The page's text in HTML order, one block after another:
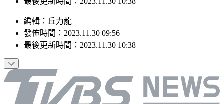
發佈時間：2023.11.30 09:56
最後更新時間：2023.11.30 10:38